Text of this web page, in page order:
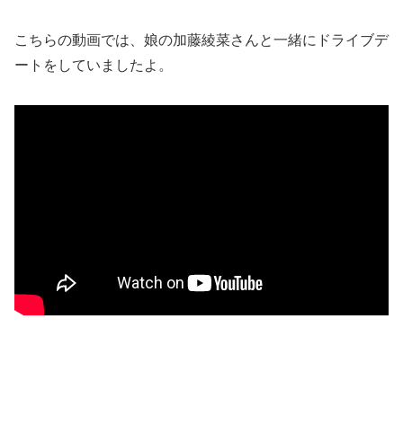
こちらの動画では、娘の加藤綾菜さんと一緒にドライブデ
ートをしていましたよ。